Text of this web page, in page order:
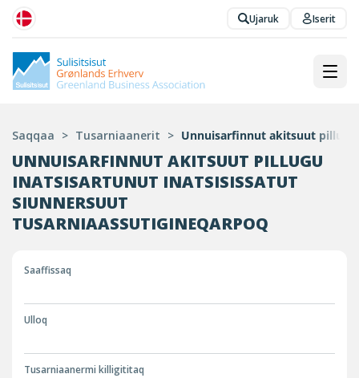
Ujaruk Iserit
Saqqaa > Tusarniaanerit > Unnuisarfinnut akitsuut
UNNUISARFINNUT AKITSUUT PILLUGU
INATSISARTUNUT INATSISISSATUT
SIUNNERSUUT
TUSARNIAASSUTIGINEQARPOQ
Saaffissaq
Ulloq
Tusarniaanermi killigititaq